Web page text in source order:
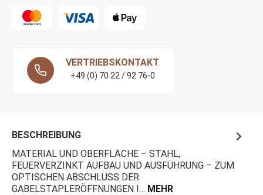
VERTRIEBSKONTAKT
+49 (0) 70 22 / 92 76-0
BESCHREIBUNG
MATERIAL UND OBERFLÄCHE – STAHL,
FEUERVERZINKT AUFBAU UND AUSFÜHRUNG – ZUM
OPTISCHEN ABSCHLUSS DER
GABELSTAPLERÖFFNUNGEN I… MEHR